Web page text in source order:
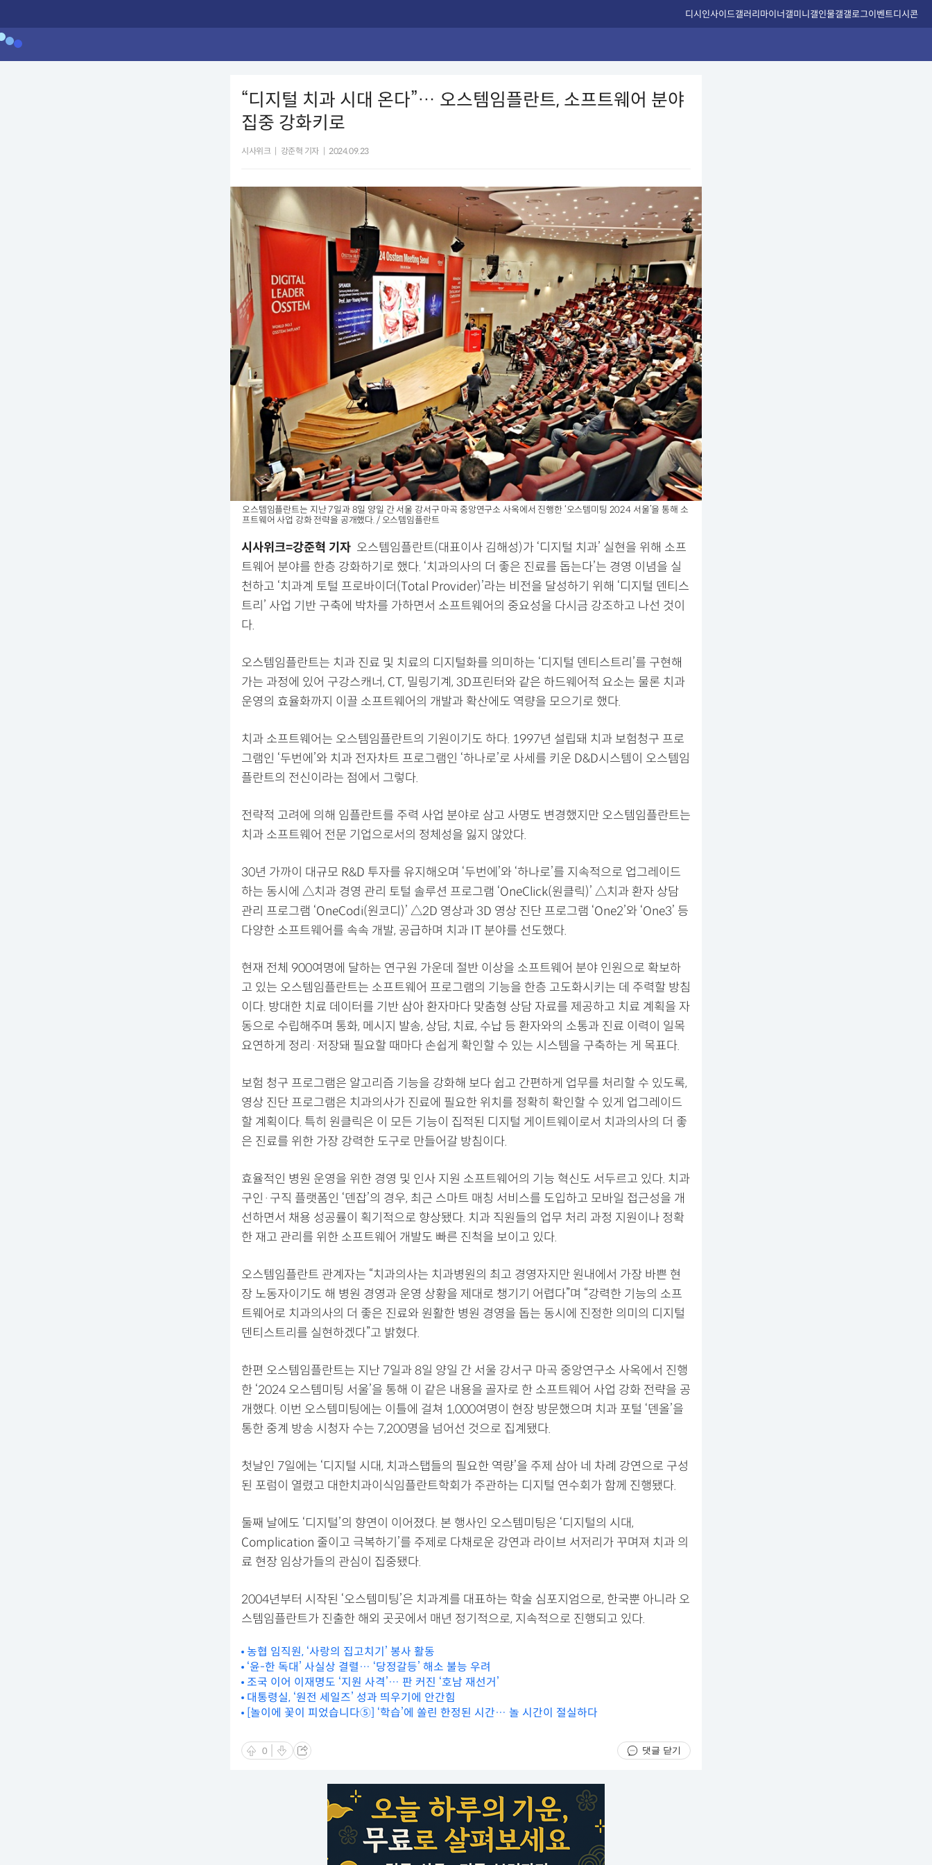
디시인사이드갤러리마이너갤미니갤인물갤갤로그이벤트디시콘
“디지털 치과 시대 온다”… 오스템임플란트, 소프트웨어 분야
집중 강화키로
시사위크 강준혁 기자 2024.09.23
오스템임플란트는 지난 7일과 8일 양일 간 서울 강서구 마곡 중앙연구소 사옥에서 진행한 ‘오스템미팅 2024 서울’을 통해 소
프트웨어 사업 강화 전략을 공개했다. / 오스템임플란트
시사위크=강준혁 기자 오스템임플란트(대표이사 김해성)가 ‘디지털 치과’ 실현을 위해 소프
트웨어 분야를 한층 강화하기로 했다. ‘치과의사의 더 좋은 진료를 돕는다’는 경영 이념을 실
천하고 ‘치과계 토털 프로바이더(Total Provider)’라는 비전을 달성하기 위해 ‘디지털 덴티스
트리’ 사업 기반 구축에 박차를 가하면서 소프트웨어의 중요성을 다시금 강조하고 나선 것이
다.
오스템임플란트는 치과 진료 및 치료의 디지털화를 의미하는 ‘디지털 덴티스트리’를 구현해
가는 과정에 있어 구강스캐너, CT, 밀링기계, 3D프린터와 같은 하드웨어적 요소는 물론 치과
운영의 효율화까지 이끌 소프트웨어의 개발과 확산에도 역량을 모으기로 했다.
치과 소프트웨어는 오스템임플란트의 기원이기도 하다. 1997년 설립돼 치과 보험청구 프로
그램인 ‘두번에’와 치과 전자차트 프로그램인 ‘하나로’로 사세를 키운 D&D시스템이 오스템임
플란트의 전신이라는 점에서 그렇다.
전략적 고려에 의해 임플란트를 주력 사업 분야로 삼고 사명도 변경했지만 오스템임플란트는
치과 소프트웨어 전문 기업으로서의 정체성을 잃지 않았다.
30년 가까이 대규모 R&D 투자를 유지해오며 ‘두번에’와 ‘하나로’를 지속적으로 업그레이드
하는 동시에 △치과 경영 관리 토털 솔루션 프로그램 ‘OneClick(원클릭)’ △치과 환자 상담
관리 프로그램 ‘OneCodi(원코디)’ △2D 영상과 3D 영상 진단 프로그램 ‘One2’와 ‘One3’ 등
다양한 소프트웨어를 속속 개발, 공급하며 치과 IT 분야를 선도했다.
현재 전체 900여명에 달하는 연구원 가운데 절반 이상을 소프트웨어 분야 인원으로 확보하
고 있는 오스템임플란트는 소프트웨어 프로그램의 기능을 한층 고도화시키는 데 주력할 방침
이다. 방대한 치료 데이터를 기반 삼아 환자마다 맞춤형 상담 자료를 제공하고 치료 계획을 자
동으로 수립해주며 통화, 메시지 발송, 상담, 치료, 수납 등 환자와의 소통과 진료 이력이 일목
요연하게 정리·저장돼 필요할 때마다 손쉽게 확인할 수 있는 시스템을 구축하는 게 목표다.
보험 청구 프로그램은 알고리즘 기능을 강화해 보다 쉽고 간편하게 업무를 처리할 수 있도록,
영상 진단 프로그램은 치과의사가 진료에 필요한 위치를 정확히 확인할 수 있게 업그레이드
할 계획이다. 특히 원클릭은 이 모든 기능이 집적된 디지털 게이트웨이로서 치과의사의 더 좋
은 진료를 위한 가장 강력한 도구로 만들어갈 방침이다.
효율적인 병원 운영을 위한 경영 및 인사 지원 소프트웨어의 기능 혁신도 서두르고 있다. 치과
구인·구직 플랫폼인 ‘덴잡’의 경우, 최근 스마트 매칭 서비스를 도입하고 모바일 접근성을 개
선하면서 채용 성공률이 획기적으로 향상됐다. 치과 직원들의 업무 처리 과정 지원이나 정확
한 재고 관리를 위한 소프트웨어 개발도 빠른 진척을 보이고 있다.
오스템임플란트 관계자는 “치과의사는 치과병원의 최고 경영자지만 원내에서 가장 바쁜 현
장 노동자이기도 해 병원 경영과 운영 상황을 제대로 챙기기 어렵다”며 “강력한 기능의 소프
트웨어로 치과의사의 더 좋은 진료와 원활한 병원 경영을 돕는 동시에 진정한 의미의 디지털
덴티스트리를 실현하겠다”고 밝혔다.
한편 오스템임플란트는 지난 7일과 8일 양일 간 서울 강서구 마곡 중앙연구소 사옥에서 진행
한 ‘2024 오스템미팅 서울’을 통해 이 같은 내용을 골자로 한 소프트웨어 사업 강화 전략을 공
개했다. 이번 오스템미팅에는 이틀에 걸쳐 1,000여명이 현장 방문했으며 치과 포털 ‘덴올’을
통한 중계 방송 시청자 수는 7,200명을 넘어선 것으로 집계됐다.
첫날인 7일에는 ‘디지털 시대, 치과스탭들의 필요한 역량’을 주제 삼아 네 차례 강연으로 구성
된 포럼이 열렸고 대한치과이식임플란트학회가 주관하는 디지털 연수회가 함께 진행됐다.
둘째 날에도 ‘디지털’의 향연이 이어졌다. 본 행사인 오스템미팅은 ‘디지털의 시대,
Complication 줄이고 극복하기’를 주제로 다채로운 강연과 라이브 서저리가 꾸며져 치과 의
료 현장 임상가들의 관심이 집중됐다.
2004년부터 시작된 ‘오스템미팅’은 치과계를 대표하는 학술 심포지엄으로, 한국뿐 아니라 오
스템임플란트가 진출한 해외 곳곳에서 매년 정기적으로, 지속적으로 진행되고 있다.
농협 임직원, ‘사랑의 집고치기’ 봉사 활동
‘윤-한 독대’ 사실상 결렬… ‘당정갈등’ 해소 불능 우려
조국 이어 이재명도 ‘지원 사격’… 판 커진 ‘호남 재선거’
대통령실, ‘원전 세일즈’ 성과 띄우기에 안간힘
[놀이에 꽃이 피었습니다⑤] ‘학습’에 쏠린 한정된 시간… 놀 시간이 절실하다
0 댓글 닫기